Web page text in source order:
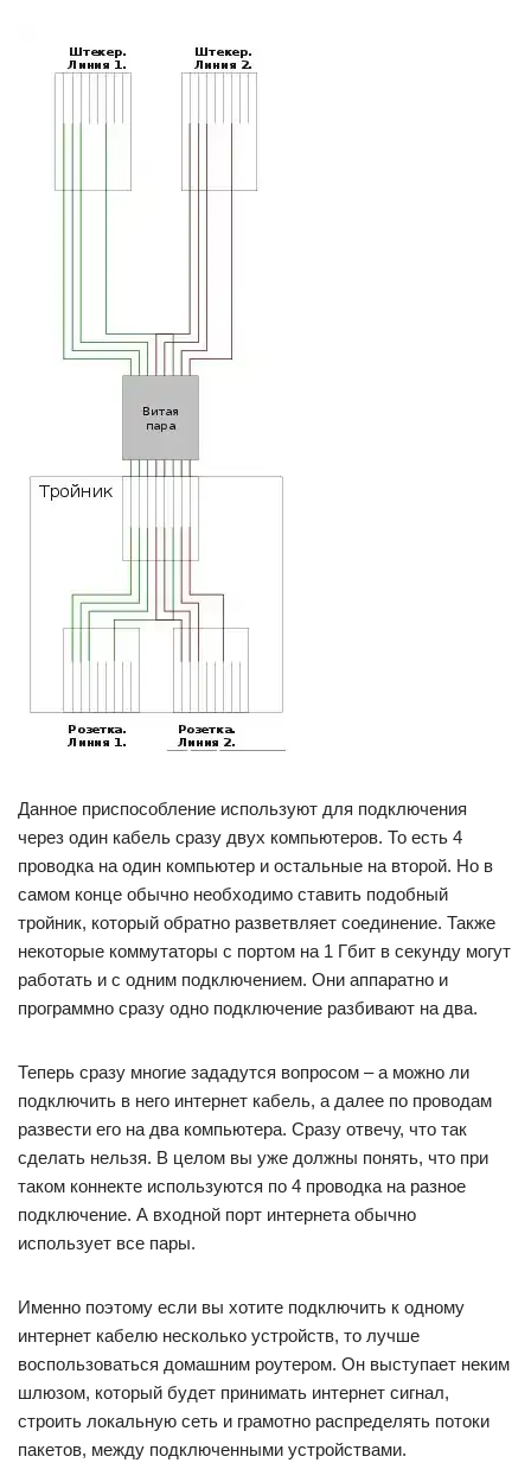
Данное приспособление используют для подключения
через один кабель сразу двух компьютеров. То есть 4
проводка на один компьютер и остальные на второй. Но в
самом конце обычно необходимо ставить подобный
тройник, который обратно разветвляет соединение. Также
некоторые коммутаторы с портом на 1 Гбит в секунду могут
работать и с одним подключением. Они аппаратно и
программно сразу одно подключение разбивают на два.
Теперь сразу многие зададутся вопросом – а можно ли
подключить в него интернет кабель, а далее по проводам
развести его на два компьютера. Сразу отвечу, что так
сделать нельзя. В целом вы уже должны понять, что при
таком коннекте используются по 4 проводка на разное
подключение. А входной порт интернета обычно
использует все пары.
Именно поэтому если вы хотите подключить к одному
интернет кабелю несколько устройств, то лучше
воспользоваться домашним роутером. Он выступает неким
шлюзом, который будет принимать интернет сигнал,
строить локальную сеть и грамотно распределять потоки
пакетов, между подключенными устройствами.